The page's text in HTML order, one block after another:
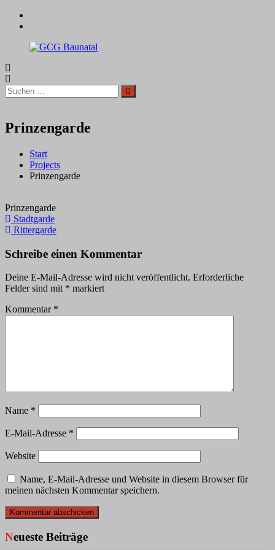
Zum
Inhalt
GCG
Baunatal
Suchen
nach:
Suchen
Prinzengarde
Start
Projects
Prinzengarde
Prinzengarde
Beitragsnavigation
Stadtgarde
Rittergarde
Schreibe einen Kommentar
Deine E-Mail-Adresse wird nicht veröffentlicht. Erforderliche
Felder sind mit * markiert
Kommentar *
Name *
E-Mail-Adresse *
Website
Name, E-Mail-Adresse und Website in diesem Browser für
meinen nächsten Kommentar speichern.
Neueste Beiträge